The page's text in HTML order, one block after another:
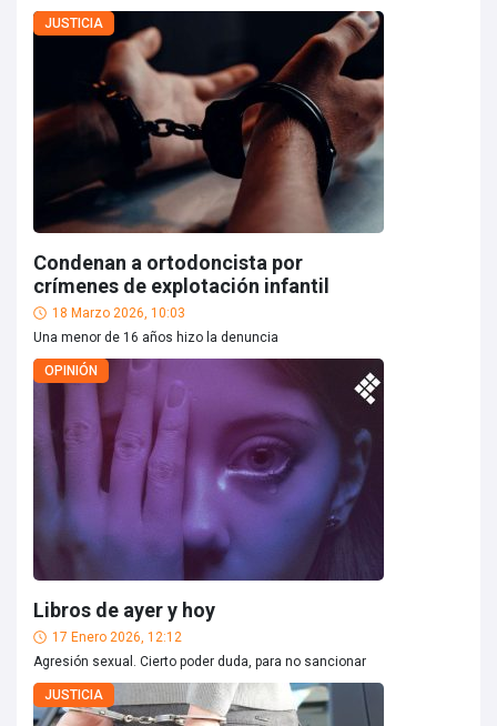
JUSTICIA
Condenan a ortodoncista por
crímenes de explotación infantil
18 Marzo 2026, 10:03
Una menor de 16 años hizo la denuncia
OPINIÓN
Libros de ayer y hoy
17 Enero 2026, 12:12
Agresión sexual. Cierto poder duda, para no sancionar
JUSTICIA